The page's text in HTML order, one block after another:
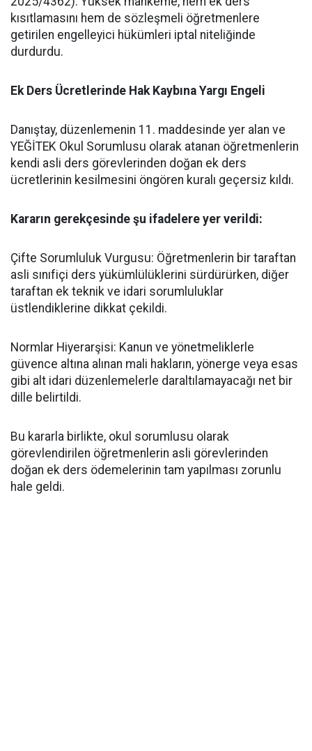
kısıtlamasını hem de sözleşmeli öğretmenlere
getirilen engelleyici hükümleri iptal niteliğinde
durdurdu.
​Ek Ders Ücretlerinde Hak Kaybına Yargı Engeli
​Danıştay, düzenlemenin 11. maddesinde yer alan ve
YEĞİTEK Okul Sorumlusu olarak atanan öğretmenlerin
kendi asli ders görevlerinden doğan ek ders
ücretlerinin kesilmesini öngören kuralı geçersiz kıldı.
​Kararın gerekçesinde şu ifadelere yer verildi:
​Çifte Sorumluluk Vurgusu: Öğretmenlerin bir taraftan
asli sınıfiçi ders yükümlülüklerini sürdürürken, diğer
taraftan ek teknik ve idari sorumluluklar
üstlendiklerine dikkat çekildi.
​Normlar Hiyerarşisi: Kanun ve yönetmeliklerle
güvence altına alınan mali hakların, yönerge veya esas
gibi alt idari düzenlemelerle daraltılamayacağı net bir
dille belirtildi.
​Bu kararla birlikte, okul sorumlusu olarak
görevlendirilen öğretmenlerin asli görevlerinden
doğan ek ders ödemelerinin tam yapılması zorunlu
hale geldi.